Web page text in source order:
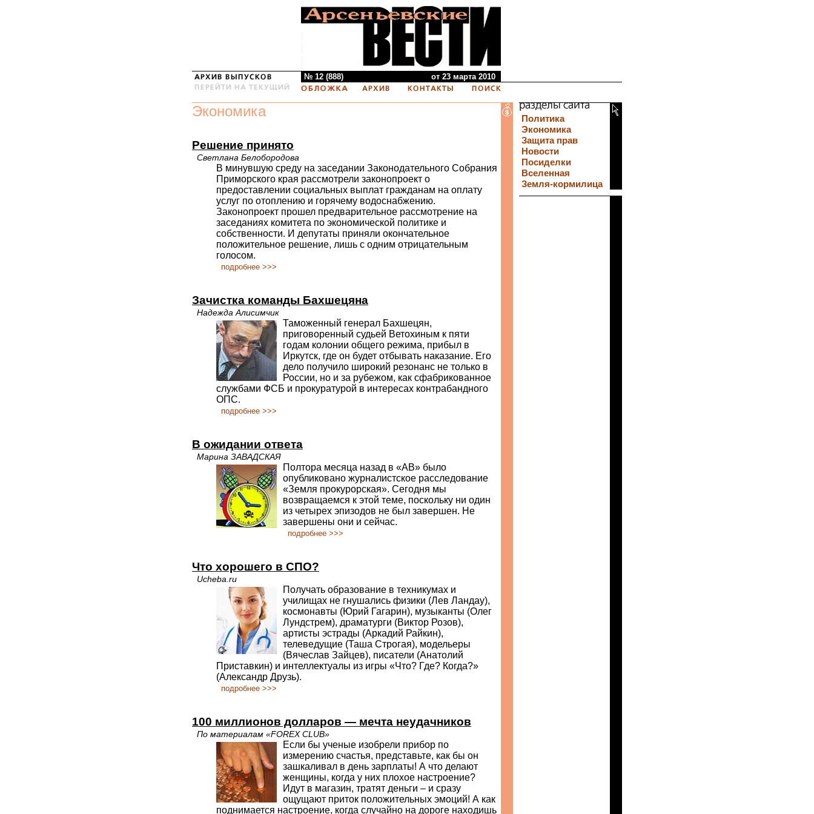
№ 12 (888) от 23 марта 2010
Экономика
Решение принято
Светлана Белобородова
В минувшую среду на заседании Законодательного Собрания
Приморского края рассмотрели законопроект о
предоставлении социальных выплат гражданам на оплату
услуг по отоплению и горячему водоснабжению.
Законопроект прошел предварительное рассмотрение на
заседаниях комитета по экономической политике и
собственности. И депутаты приняли окончательное
положительное решение, лишь с одним отрицательным
голосом.
подробнее >>>
Зачистка команды Бахшецяна
Надежда Алисимчик
Таможенный генерал Бахшецян,
приговоренный судьей Ветохиным к пяти
годам колонии общего режима, прибыл в
Иркутск, где он будет отбывать наказание. Его
дело получило широкий резонанс не только в
России, но и за рубежом, как сфабрикованное
службами ФСБ и прокуратурой в интересах контрабандного
ОПС.
подробнее >>>
В ожидании ответа
Марина ЗАВАДСКАЯ
Полтора месяца назад в «АВ» было
опубликовано журналистское расследование
«Земля прокурорская». Сегодня мы
возвращаемся к этой теме, поскольку ни один
из четырех эпизодов не был завершен. Не
завершены они и сейчас.
подробнее >>>
Что хорошего в СПО?
Ucheba.ru
Получать образование в техникумах и
училищах не гнушались физики (Лев Ландау),
космонавты (Юрий Гагарин), музыканты (Олег
Лундстрем), драматурги (Виктор Розов),
артисты эстрады (Аркадий Райкин),
телеведущие (Таша Строгая), модельеры
(Вячеслав Зайцев), писатели (Анатолий
Приставкин) и интеллектуалы из игры «Что? Где? Когда?»
(Александр Друзь).
подробнее >>>
100 миллионов долларов — мечта неудачников
По материалам «FOREX CLUB»
Если бы ученые изобрели прибор по
измерению счастья, представьте, как бы он
зашкаливал в день зарплаты! А что делают
женщины, когда у них плохое настроение?
Идут в магазин, тратят деньги – и сразу
ощущают приток положительных эмоций! А как
поднимается настроение, когда случайно на дороге находишь
Политика
Экономика
Защита прав
Новости
Посиделки
Вселенная
Земля-кормилица